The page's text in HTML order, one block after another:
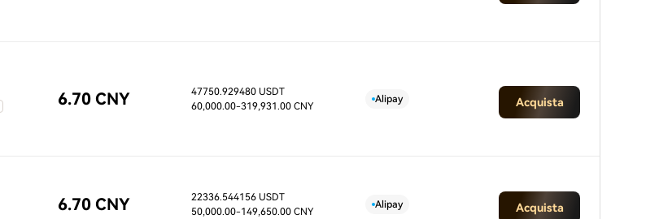
6.70 CNY
47750.929480 USDT
60,000.00-319,931.00 CNY
Alipay Acquista
6.70 CNY
22336.544156 USDT
50,000.00-149,650.00 CNY
Alipay Acquista